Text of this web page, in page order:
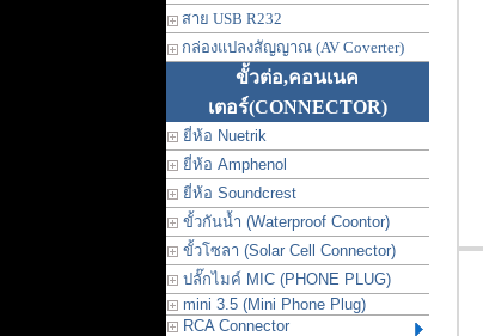
สาย USB R232
กล่องแปลงสัญญาณ (AV Coverter)
ขั้วต่อ,คอนเนค
เตอร์(CONNECTOR)
ยี่ห้อ Nuetrik
ยี่ห้อ Amphenol
ยี่ห้อ Soundcrest
ขั้วกันน้ำ (Waterproof Coontor)
ขั้วโซลา (Solar Cell Connector)
ปลั๊กไมค์ MIC (PHONE PLUG)
mini 3.5 (Mini Phone Plug)
RCA Connector